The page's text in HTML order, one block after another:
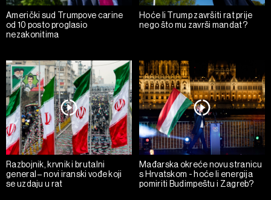
Američki sud Trumpove carine
od 10 posto proglasio
nezakonitima
Hoće li Trump završiti rat prije
nego što mu završi mandat?
Razbojnik, krvnik i brutalni
general – novi iranski vođe koji
se uzdaju u rat
Mađarska okreće novu stranicu
s Hrvatskom - hoće li energija
pomiriti Budimpeštu i Zagreb?